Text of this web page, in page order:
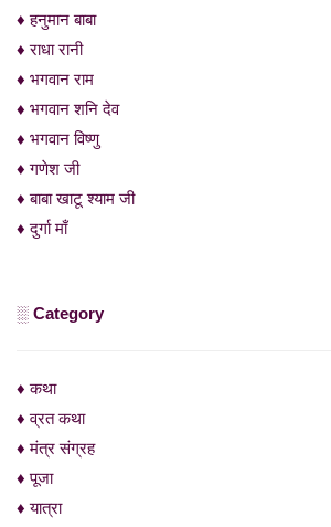
♦ हनुमान बाबा
♦ राधा रानी
♦ भगवान राम
♦ भगवान शनि देव
♦ भगवान विष्णु
♦ गणेश जी
♦ बाबा खाटू श्याम जी
♦ दुर्गा माँ
░ Category
♦ कथा
♦ व्रत कथा
♦ मंत्र संग्रह
♦ पूजा
♦ यात्रा